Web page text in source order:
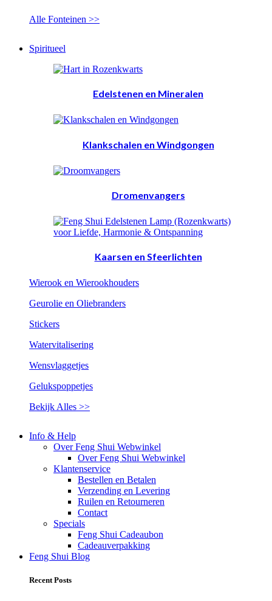
Alle Fonteinen >>
Spiritueel
Edelstenen en Mineralen
Klankschalen en Windgongen
Dromenvangers
Kaarsen en Sfeerlichten
Wierook en Wierookhouders
Geurolie en Oliebranders
Stickers
Watervitalisering
Wensvlaggetjes
Gelukspoppetjes
Bekijk Alles >>
Info & Help
Over Feng Shui Webwinkel
Over Feng Shui Webwinkel
Klantenservice
Bestellen en Betalen
Verzending en Levering
Ruilen en Retourneren
Contact
Specials
Feng Shui Cadeaubon
Cadeauverpakking
Feng Shui Blog
Recent Posts